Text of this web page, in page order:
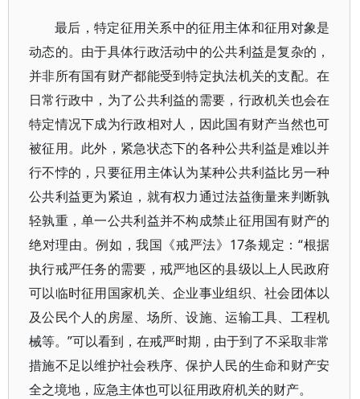
最后，特定征用关系中的征用主体和征用对象是
动态的。由于具体行政活动中的公共利益是复杂的，
并非所有国有财产都能受到特定执法机关的支配。在
日常行政中，为了公共利益的需要，行政机关也会在
特定情况下成为行政相对人，因此国有财产当然也可
被征用。此外，紧急状态下的各种公共利益是难以并
行不悖的，只要征用主体认为某种公共利益比另一种
公共利益更为紧迫，就有权力通过法益衡量来判断孰
轻孰重，单一公共利益并不构成禁止征用国有财产的
绝对理由。例如，我国《戒严法》17条规定：“根据
执行戒严任务的需要，戒严地区的县级以上人民政府
可以临时征用国家机关、企业事业组织、社会团体以
及公民个人的房屋、场所、设施、运输工具、工程机
械等。”可以看到，在戒严时期，由于到了不采取非常
措施不足以维护社会秩序、保护人民的生命和财产安
全之境地，应急主体也可以征用政府机关的财产。